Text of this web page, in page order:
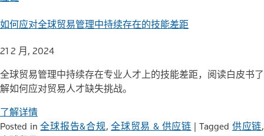
如何应对全球贸易管理中持续存在的技能差距
21 2 月, 2024
全球贸易管理中持续存在专业人才上的技能差距，阅读白皮书了
解如何应对贸易人才缺失挑战。
了解详情
Posted in全球报告&合规,全球贸易 & 供应链 |Tagged 供应链,